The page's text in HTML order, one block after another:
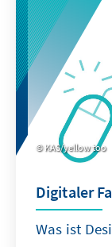
KAS/yellow too
Digitaler
Was ist